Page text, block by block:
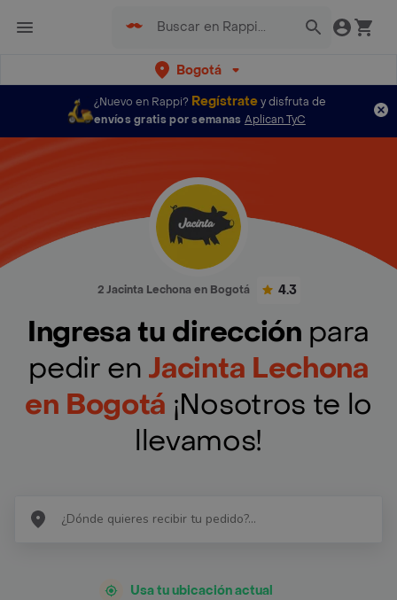
Bogotá
¿Nuevo en Rappi? Regístratey disfruta de
envíos gratis por semanas Aplican TyC
2 Jacinta Lechona en Bogotá 4.3
Ingresa tu dirección para
pedir en Jacinta Lechona
en Bogotá ¡Nosotros te lo
llevamos!
Usa tu ubicación actual